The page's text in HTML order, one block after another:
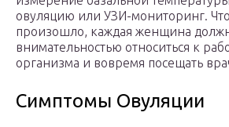
овуляцию или УЗИ-мониторинг.
произошло, каждая женщина
внимательностью относиться к
организма и вовремя посещать
Симптомы Oвуляции